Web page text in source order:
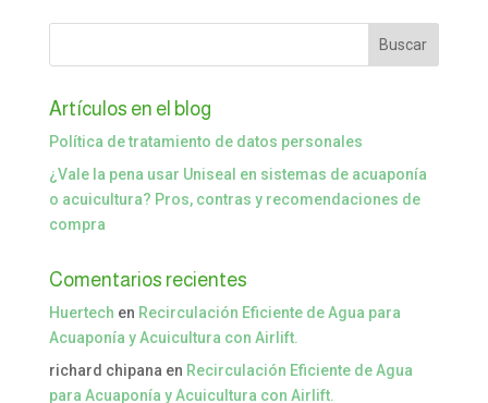
Artículos en el blog
Política de tratamiento de datos personales
¿Vale la pena usar Uniseal en sistemas de acuaponía
o acuicultura? Pros, contras y recomendaciones de
compra
Comentarios recientes
Huertech en Recirculación Eficiente de Agua para
Acuaponía y Acuicultura con Airlift.
richard chipana en Recirculación Eficiente de Agua
para Acuaponía y Acuicultura con Airlift.